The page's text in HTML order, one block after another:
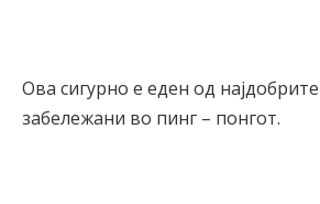
Ова сигурно е еден од
забележани во пинг – понгот.